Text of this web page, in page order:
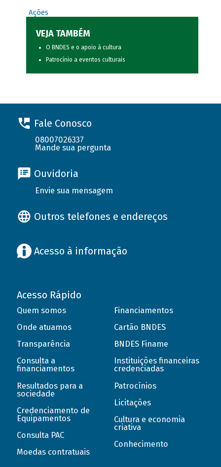
Ações
VEJA TAMBÉM
O BNDES e o apoio à cultura
Patrocínio a eventos culturais
Fale Conosco
08007026337
Mande sua pergunta
Ouvidoria
Envie sua mensagem
Outros telefones e endereços
Acesso à informação
Acesso Rápido
Quem somos
Onde atuamos
Transparência
Consulta a
financiamentos
Resultados para a
sociedade
Credenciamento de
Equipamentos
Consulta PAC
Moedas contratuais
Financiamentos
Cartão BNDES
BNDES Finame
Instituições financeiras
credenciadas
Patrocínios
Licitações
Cultura e economia
criativa
Conhecimento